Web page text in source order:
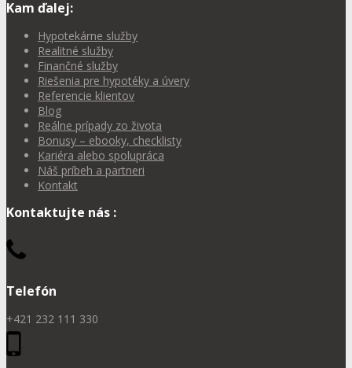
Kam ďalej:
Hypotekárne služby
Realitné služby
Finančné služby
Riešenia pre hypotéky a úvery
Referencie klientov
Blog
Reálne prípady zo života
Bonusy – ebooky, checklisty
Kariéra alebo spolupráca
Náš príbeh a partneri
Kontakt
Kontaktujte nás :
Telefón
+421 232 111 330